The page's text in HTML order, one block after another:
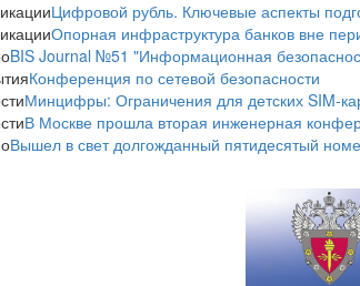
Цифровой рубль. Ключевые аспекты
Опорная инфраструктура банков вне
BIS Journal №51 "Информационная
Конференция по сетевой безопасности
Минцифры: Ограничения для детских SIM-
В Москве прошла вторая инженерная
Вышел в свет долгожданный пятидесятый